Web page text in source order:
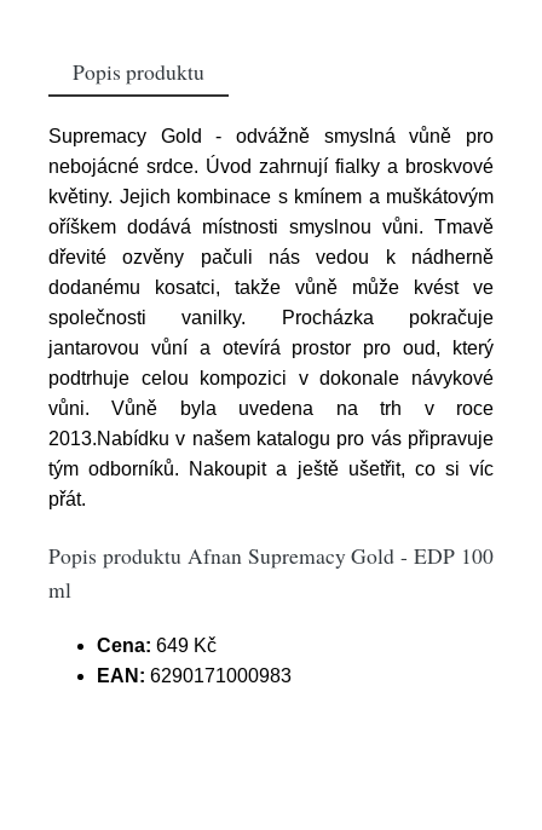
Popis produktu
Supremacy Gold - odvážně smyslná vůně pro
nebojácné srdce. Úvod zahrnují fialky a broskvové
květiny. Jejich kombinace s kmínem a muškátovým
oříškem dodává místnosti smyslnou vůni. Tmavě
dřevité ozvěny pačuli nás vedou k nádherně
dodanému kosatci, takže vůně může kvést ve
společnosti vanilky. Procházka pokračuje
jantarovou vůní a otevírá prostor pro oud, který
podtrhuje celou kompozici v dokonale návykové
vůni. Vůně byla uvedena na trh v roce
2013.Nabídku v našem katalogu pro vás připravuje
tým odborníků. Nakoupit a ještě ušetřit, co si víc
přát.
Popis produktu Afnan Supremacy Gold - EDP 100
ml
Cena: 649 Kč
EAN: 6290171000983